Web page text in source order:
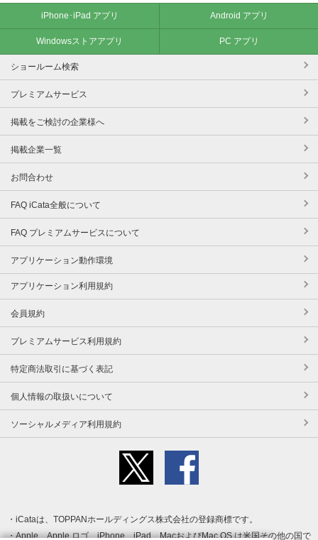
iPhone･iPad アプリ Android アプリ
Windowsストアアプリ PC アプリ
ショールーム検索
プレミアムサービス
掲載をご検討の企業様へ
掲載企業一覧
お問合わせ
FAQ iCata全般について
FAQ プレミアムサービスについて
アプリケーション動作環境
アプリケーション利用規約
会員規約
プレミアムサービス利用規約
特定商法取引に基づく表記
個人情報の取扱いについて
ソーシャルメディア利用規約
iCataは、TOPPANホールディングス株式会社の登録商標です。
Apple、Apple ロゴ、iPhone、iPad、MacおよびMac OS は米国その他の国で